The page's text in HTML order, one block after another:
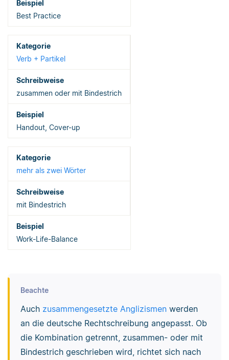
Best Practice
Verb + Partikel
zusammen oder mit Bindestrich
Handout, Cover-up
mehr als zwei Wörter
mit Bindestrich
Work-Life-Balance
Beachte
Auch zusammengesetzte Anglizismenwerden
an die deutsche Rechtschreibung angepasst. Ob
die Kombination getrennt, zusammen- oder mit
Bindestrich geschrieben wird, richtet sich nach